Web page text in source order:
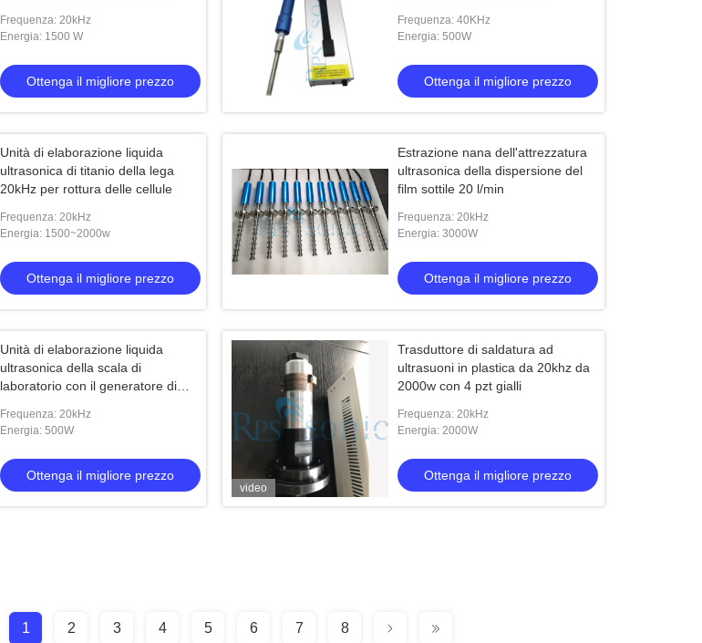
Frequenza: 20kHz
Energia: 1500 W
Ottenga il migliore prezzo
Frequenza: 40KHz
Energia: 500W
Ottenga il migliore prezzo
Unità di elaborazione liquida
ultrasonica di titanio della lega
20kHz per rottura delle cellule
Frequenza: 20kHz
Energia: 1500~2000w
Ottenga il migliore prezzo
Estrazione nana dell'attrezzatura
ultrasonica della dispersione del
film sottile 20 l/min
Frequenza: 20kHz
Energia: 3000W
Ottenga il migliore prezzo
Unità di elaborazione liquida
ultrasonica della scala di
laboratorio con il generatore di
Frequenza: 20kHz
Energia: 500W
Ottenga il migliore prezzo
video
Trasduttore di saldatura ad
ultrasuoni in plastica da 20khz da
2000w con 4 pzt gialli
Frequenza: 20kHz
Energia: 2000W
Ottenga il migliore prezzo
1 2 3 4 5 6 7 8